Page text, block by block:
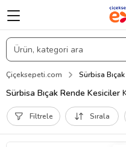
Çiçeksepeti.com Sürbisa
Sürbisa Bıçak Rende Kesiciler
Filtrele Sırala